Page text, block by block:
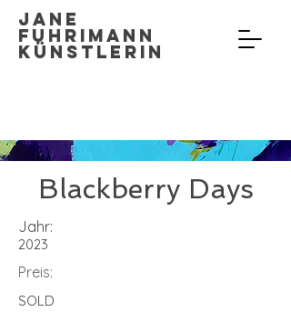
Jane
Fuhrimann
Künstlerin
Blackberry Days
Jahr:
2023
Preis:
SOLD